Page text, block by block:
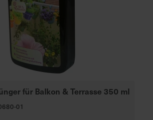
für Balkon & Terrasse 350 ml
01